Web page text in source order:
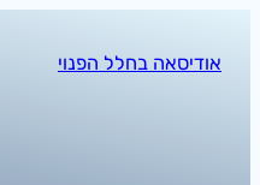
לתוכןאודיסאה בחלל הפנוי